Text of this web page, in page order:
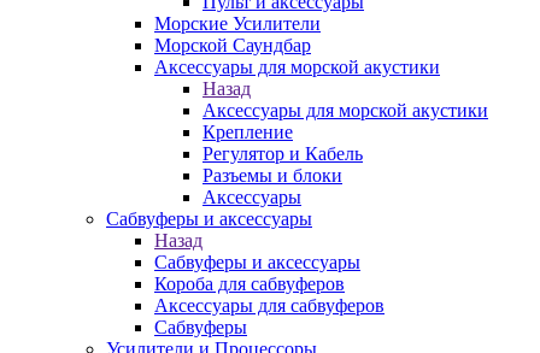
Морские Усилители
Морской Cаундбар
Аксессуары для морской акустики
Назад
Аксессуары для морской акустики
Крепление
Регулятор и Кабель
Разъемы и блоки
Аксессуары
Сабвуферы и аксессуары
Назад
Сабвуферы и аксессуары
Короба для сабвуферов
Аксессуары для сабвуферов
Сабвуферы
Усилители и Процессоры